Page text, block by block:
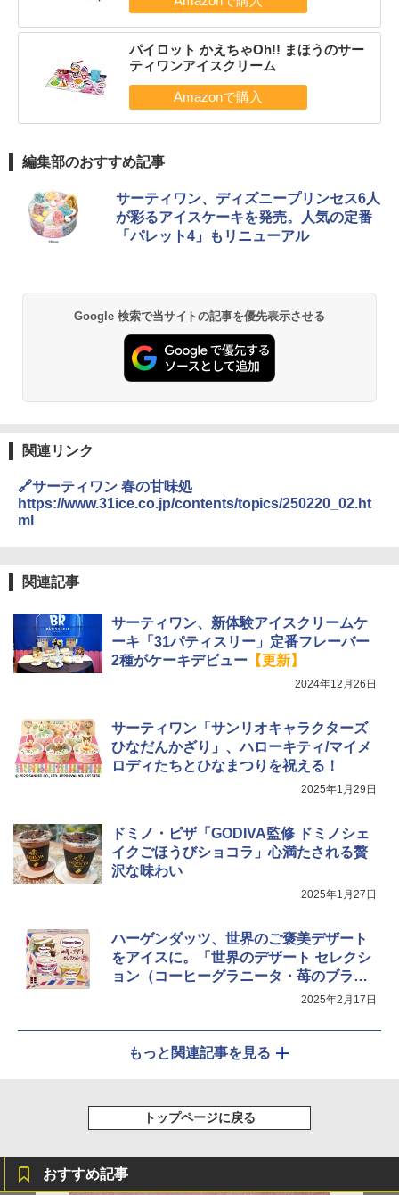
パイロット かえちゃOh!! まほうのサー
ティワンアイスクリーム
編集部のおすすめ記事
サーティワン、ディズニープリンセス6人
が彩るアイスケーキを発売。人気の定番
「パレット4」もリニューアル
Google 検索で当サイトの記事を優先表示させる
関連リンク
🔗サーティワン 春の甘味処
https://www.31ice.co.jp/contents/topics/250220_02.ht
ml
関連記事
サーティワン、新体験アイスクリームケ
ーキ「31パティスリー」定番フレーバー
2種がケーキデビュー【更新】
2024年12月26日
サーティワン「サンリオキャラクターズ
ひなだんかざり」、ハローキティ/マイメ
ロディたちとひなまつりを祝える！
2025年1月29日
ドミノ・ピザ「GODIVA監修 ドミノシェ
イクごほうびショコラ」心満たされる贅
沢な味わい
2025年1月27日
ハーゲンダッツ、世界のご褒美デザート
をアイスに。「世界のデザート セレクシ
ョン（コーヒーグラニータ・苺のブラン
マンジェ・ニューヨークチーズケー2025年2月17日
もっと関連記事を見る
トップページに戻る
おすすめ記事